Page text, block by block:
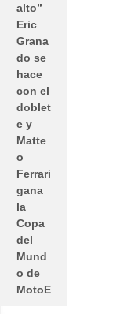
alto”
Eric
Grana
do se
hace
con el
doblet
e y
Matte
o
Ferrari
gana
la
Copa
del
Mund
o de
MotoE